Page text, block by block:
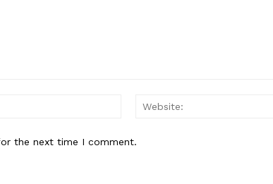
Email:*
the next time I comment.